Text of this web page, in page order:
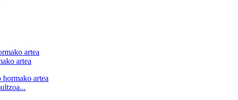
artea